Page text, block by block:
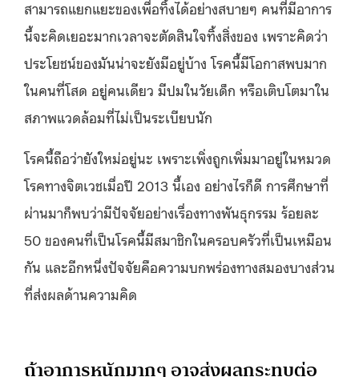
สามารถแยกแยะของเพื่อทิ้งได้อย่างสบายๆ คนที่มีอาการ
นี้จะคิดเยอะมากเวลาจะตัดสินใจทิ้งสิ่งของ เพราะคิดว่า
ประโยชน์ของมันน่าจะยังมีอยู่บ้าง โรคนี้มีโอกาสพบมาก
ในคนที่โสด อยู่คนเดียว มีปมในวัยเด็ก หรือเติบโตมาใน
สภาพแวดล้อมที่ไม่เป็นระเบียบนัก
โรคนี้ถือว่ายังใหม่อยู่นะ เพราะเพิ่งถูกเพิ่มมาอยู่ในหมวด
โรคทางจิตเวชเมื่อปี 2013 นี้เอง อย่างไรก็ดี การศึกษาที่
ผ่านมาก็พบว่ามีปัจจัยอย่างเรื่องทางพันธุกรรม ร้อยละ
50 ของคนที่เป็นโรคนี้มีสมาชิกในครอบครัวที่เป็นเหมือน
กัน และอีกหนึ่งปัจจัยคือความบกพร่องทางสมองบางส่วน
ที่ส่งผลด้านความคิด
ถ้าอาการหนักมากๆ อาจส่งผลกระทบต่อ